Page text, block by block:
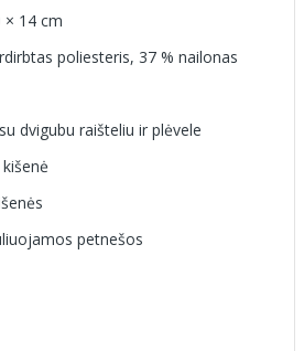
× 14 cm
poliesteris, 37 % nailonas
dvigubu raišteliu ir plėvele
petnešos